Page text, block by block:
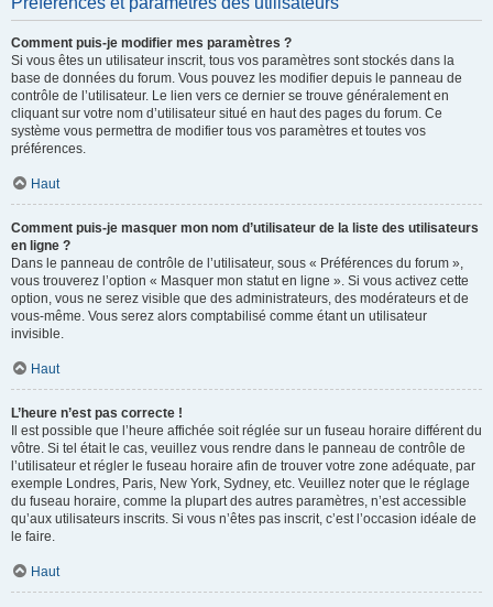
Comment puis-je modifier mes paramètres ?
Si vous êtes un utilisateur inscrit, tous vos paramètres sont stockés dans la
base de données du forum. Vous pouvez les modifier depuis le panneau de
contrôle de l’utilisateur. Le lien vers ce dernier se trouve généralement en
cliquant sur votre nom d’utilisateur situé en haut des pages du forum. Ce
système vous permettra de modifier tous vos paramètres et toutes vos
préférences.
Haut
Comment puis-je masquer mon nom d’utilisateur de la liste des utilisateurs
en ligne ?
Dans le panneau de contrôle de l’utilisateur, sous « Préférences du forum »,
vous trouverez l’option « Masquer mon statut en ligne ». Si vous activez cette
option, vous ne serez visible que des administrateurs, des modérateurs et de
vous-même. Vous serez alors comptabilisé comme étant un utilisateur
invisible.
Haut
L’heure n’est pas correcte !
Il est possible que l’heure affichée soit réglée sur un fuseau horaire différent du
vôtre. Si tel était le cas, veuillez vous rendre dans le panneau de contrôle de
l’utilisateur et régler le fuseau horaire afin de trouver votre zone adéquate, par
exemple Londres, Paris, New York, Sydney, etc. Veuillez noter que le réglage
du fuseau horaire, comme la plupart des autres paramètres, n’est accessible
qu’aux utilisateurs inscrits. Si vous n’êtes pas inscrit, c’est l’occasion idéale de
le faire.
Haut